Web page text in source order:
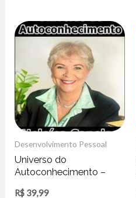
Desenvolvimento Pessoal
Universo do
Autoconhecimento –
R$ 39,99